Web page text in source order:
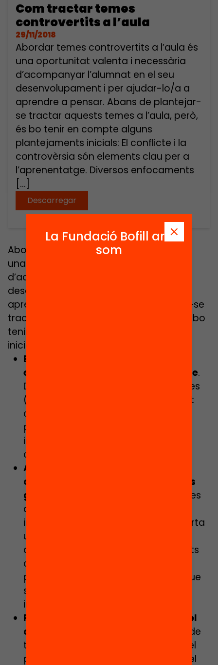
Com tractar temes
controvertits a l’aula
29/11/2018
Abordar temes controvertits a l’aula és
una oportunitat valenta i necessària
d’acompanyar l’alumnat en el seu
desenvolupament i per ajudar-lo/a a
aprendre a pensar. Abans de plantejar-
se tractar aquests temes a l’aula, però,
és bo tenir en compte alguns
plantejaments inicials: El conflicte i la
controvèrsia són elements clau per a
l’aprenentatge. Diversos enfocaments
[…]
Descarregar
Abordar temes controvertits a l’aula és
una oportunitat valenta i necessària
d’acompanyar l’alumnat en el seu
desenvolupament i per ajudar-lo/a a
aprendre a pensar. Abans de plantejar-se
tractar aquests temes a l’aula, però, és bo
tenir en compte alguns plantejaments
inicials:
El conflicte i la controvèrsia són
elements clau per a l’aprenentatge.
Diversos enfocaments i metodologies
(com la reivindicació del pensament
complex, o l’aprenentatge basat en
problemes (APB)) reivindiquen la
importància del conflicte socio-
cognitiu per a l’aprenentatge.
Aprendre a conviure amb la
controvèrsia requereix d’un procés
gradual
. Encetar diàlegs sobre temes
controvertits on sovint es veuen
implicades emocions fortes, comporta
una dificultat afegida a l’hora
d’escoltar-se, de rebre els arguments
de l’altre, d’argumentar i matisar la
pròpia opinió… són competències que
s’han d’aprendre gradualment,
individual i col·lectivament.
Prioritat a l’encontre amb l’altre i el
creixement personal
. L’abordatge de
temes controvertits i la promoció del
pensament crític es pot fer posant el
La Fundació Bofill ara
som